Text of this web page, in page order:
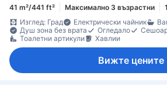
41 m²/441 ft² Максимално 3 възрастни
Изглед: Град
Електрически чайник
Душ зона без врата
Огледало
Тоалетни артикули
Хавлии
Вижте цените